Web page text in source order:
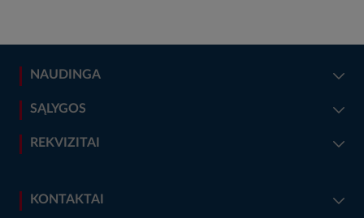
NAUDINGA
SĄLYGOS
REKVIZITAI
KONTAKTAI